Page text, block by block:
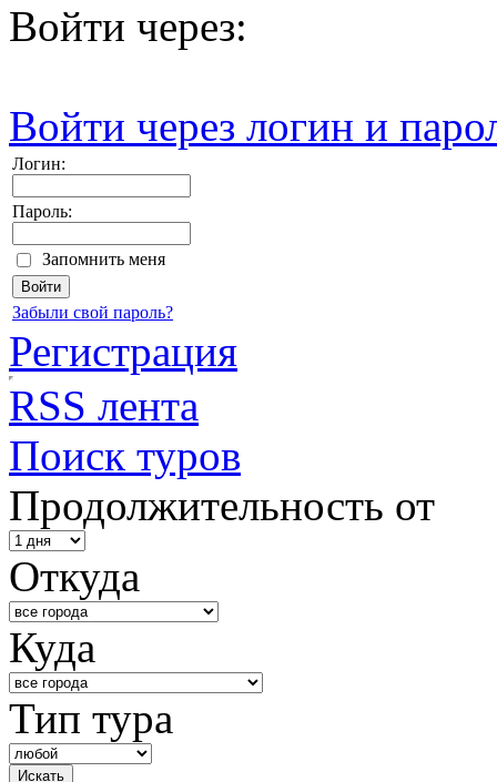
Войти через:
Войти через логин и
Логин:
Пароль:
Запомнить меня
Забыли свой пароль?
Регистрация
RSS лента
Поиск туров
Продолжительность от
Откуда
Куда
Тип тура